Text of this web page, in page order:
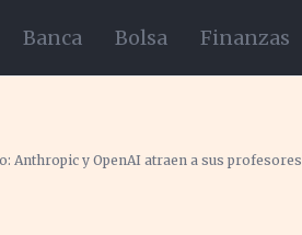
Banca Bolsa Finanzas
Anthropic y OpenAI atraen a sus profesores